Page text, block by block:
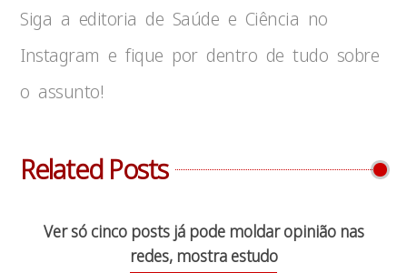
Siga a editoria de Saúde e Ciência no
Instagram e fique por dentro de tudo sobre
o assunto!
Related Posts
Ver só cinco posts já pode moldar opinião nas
redes, mostra estudo